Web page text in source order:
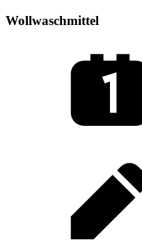
Wollwaschmittel